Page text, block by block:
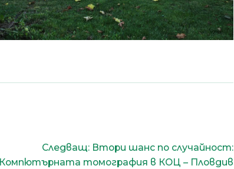
Следващ: Втори шанс по случайност:
Компютърната томография в КОЦ – Пловдив